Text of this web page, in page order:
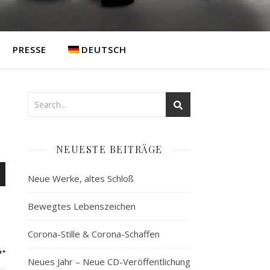
PRESSE DEUTSCH
NEUESTE BEITRÄGE
Neue Werke, altes Schloß
Bewegtes Lebenszeichen
Corona-Stille & Corona-Schaffen
Neues Jahr – Neue CD-Veröffentlichung